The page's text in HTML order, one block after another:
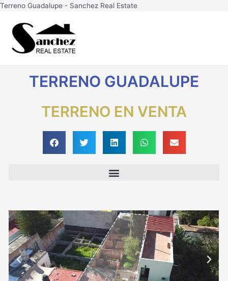
Terreno Guadalupe - Sanchez Real EstateIr
TERRENO GUADALUPE
TERRENO EN VENTA